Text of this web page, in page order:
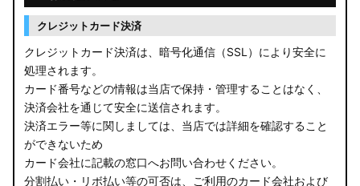
クレジットカード決済
クレジットカード決済は、暗号化通信（SSL）により安全に
処理されます。
カード番号などの情報は当店で保持・管理することはなく、
決済会社を通じて安全に送信されます。
決済エラー等に関しましては、当店では詳細を確認すること
ができないため
カード会社に記載の窓口へお問い合わせください。
分割払い・リボ払い等の可否は、ご利用のカード会社および